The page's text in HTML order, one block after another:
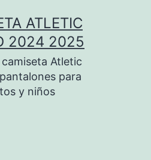
ATLETIC
2024 2025
Atletic
para
y niños